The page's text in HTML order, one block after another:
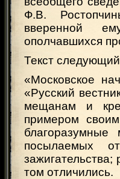
Ф.В.
вверенной
ополчавшихся
Текст
«Московское
«Русский
мещанам и
примером
посылаемых
том отличились.